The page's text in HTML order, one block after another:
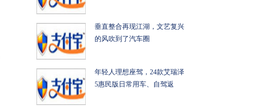
垂直整合再现江湖，文艺复兴
的风吹到了汽车圈
年轻人理想座驾，24款艾瑞泽
5惠民版日常用车、自驾返